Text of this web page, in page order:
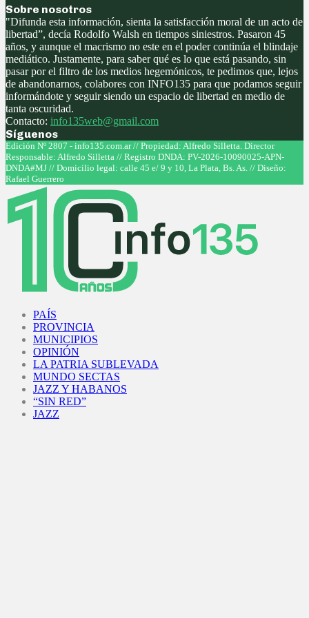
Sobre nosotros
"Difunda esta información, sienta la satisfacción moral de un acto de
libertad”, decía Rodolfo Walsh en tiempos siniestros. Pasaron 45
años, y aunque el macrismo no este en el poder continúa el blindaje
mediático. Justamente, para saber qué es lo que está pasando, sin
pasar por el filtro de los medios hegemónicos, te pedimos que, lejos
de abandonarnos, colabores con INFO135 para que podamos seguir
informándote y seguir siendo un espacio de libertad en medio de
tanta oscuridad.
Contacto: info135web@gmail.com
Síguenos
Facebook
Twitter
Instagram
Youtube
Edición Nº 2807 - info135.com.ar // Propiedad: Alfredo Silletta. Director
Responsable: Alfredo Silletta // Registro DNDA: PV-2026-10090025-APN-
DNDA#MJ // Domicilio legal: calle 45 e/ 9 y 10, La Plata, Bs. As. // Diseño:
Rafael Guerrero
PAÍS
PROVINCIA
MUNICIPIOS
OPINIÓN
LA PATRIA SUBLEVADA
MUNDO SECTAS
JAZZ Y HABANOS
“SIN RED”
JAZZ